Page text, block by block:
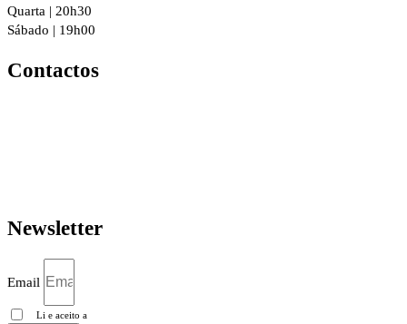
Quarta | 20h30
Sábado | 19h00
Contactos
Newsletter
Email
Li e aceito a